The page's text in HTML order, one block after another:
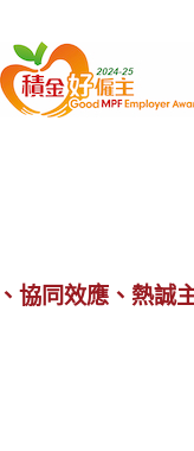
協同效應、熱誠